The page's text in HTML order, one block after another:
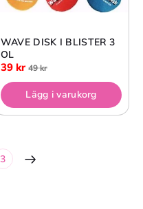
WAVE DISK I BLISTER 3
OL
39 kr 49 kr
Lägg i varukorg
3